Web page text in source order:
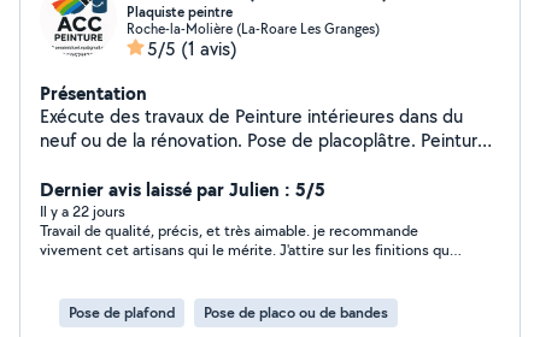
Plaquiste peintre
Roche-la-Molière (La-Roare Les Granges)
5/5 (1 avis)
Présentation
Exécute des travaux de Peinture intérieures dans du
neuf ou de la rénovation. Pose de placoplâtre. Peinture
industrielle. Permis nacelle. peinture et enduit de
décoration intérieure.
Dernier avis laissé par Julien : 5/5
Il y a 22 jours
Travail de qualité, précis, et très aimable. je recommande
vivement cet artisans qui le mérite. J'attire sur les finitions qui
Pose de plafond Pose de placo ou de bandes